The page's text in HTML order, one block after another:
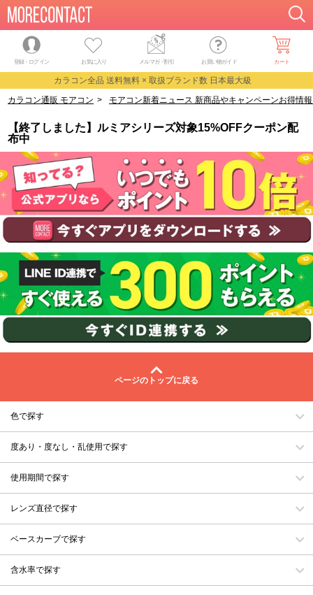
登録・ログイン お気に入り メルマガ・割引 お買い物ガイド カート
カラコン全品 送料無料 × 取扱ブランド数 日本最大級
カラコン通販 モアコン > モアコン新着ニュース 新商品やキャンペーンお得情
【終了しました】ルミアシリーズ対象15%OFFクーポン配
布中
ページのトップに戻る
色で探す
度あり・度なし・乱使用で探す
使用期間で探す
レンズ直径で探す
ベースカーブで探す
含水率で探す